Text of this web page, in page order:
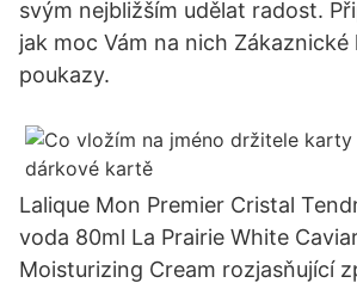
svým nejbližším udělat radost.
jak moc Vám na nich
poukazy.
Lalique Mon Premier Cristal
voda 80ml La Prairie White
Moisturizing Cream rozjasňující